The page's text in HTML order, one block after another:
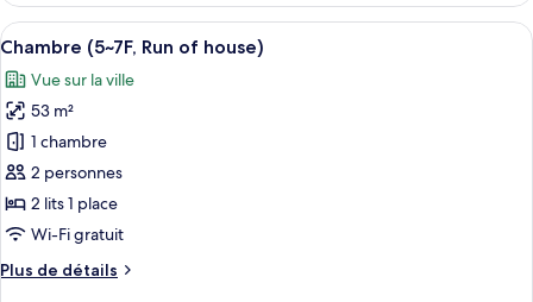
Run
of
house)
type
de
Chambre
Classique
(8~13F,
Run
of
house)
Afficher
toutes
les
photos
pour
ce
type
de
chambre :
Chambre
Literie hypoallergénique, couette en
3
Chambre (5~7F, Run of house)
Vue sur la ville
53 m²
1 chambre
2 personnes
2 lits 1 place
Wi-Fi gratuit
Plus de détails
Plus